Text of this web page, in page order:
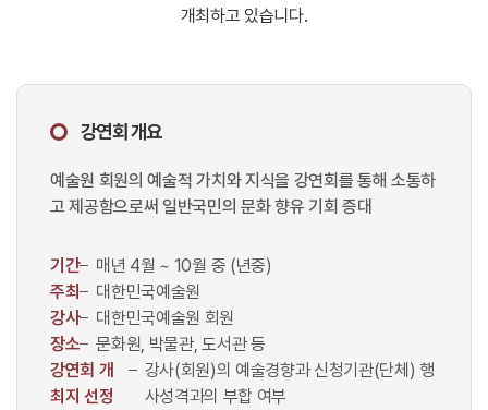
개최하고 있습니다.
강연회 개요
예술원 회원의 예술적 가치와 지식을 강연회를 통해 소통하
고 제공함으로써 일반국민의 문화 향유 기회 증대
기간
매년 4월 ~ 10월 중 (년중)
주최
대한민국예술원
강사
대한민국예술원 회원
장소
문화원, 박물관, 도서관 등
강연회 개
최지 선정
강사(회원)의 예술경향과 신청기관(단체) 행
사성격과의 부합 여부